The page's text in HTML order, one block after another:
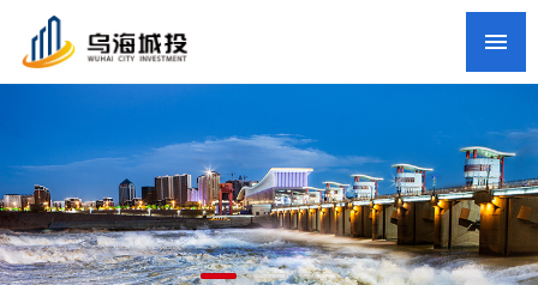
集团概况
政务公开
党群工作